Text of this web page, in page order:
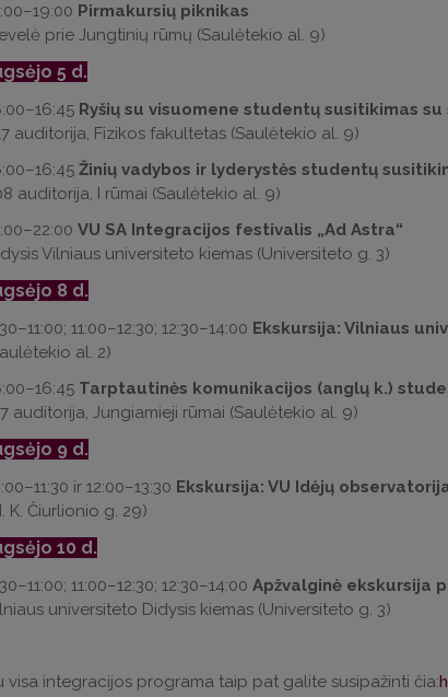
Pirmakursių piknikas
prie Jungtinių rūmų (Saulėtekio al. 9)
5 d.
Ryšių su visuomene studentų susitikimas
auditorija, Fizikos fakultetas (Saulėtekio al. 9)
Žinių vadybos ir lyderystės studentų
auditorija, I rūmai (Saulėtekio al. 9)
VU SA Integracijos festivalis „Ad Astra“
Vilniaus universiteto kiemas (Universiteto g. 3)
8 d.
11:00–12:30; 12:30–14:00 Ekskursija: Vilniaus
al. 2)
Tarptautinės komunikacijos (anglų k.)
auditorija, Jungiamieji rūmai (Saulėtekio al. 9)
9 d.
ir 12:00–13:30 Ekskursija: VU Idėjų
K. Čiurlionio g. 29)
10 d.
11:00–12:30; 12:30–14:00 Apžvalginė ekskursija
universiteto Didysis kiemas (Universiteto g. 3)
visa integracijos programa taip pat galite susipažinti čia: